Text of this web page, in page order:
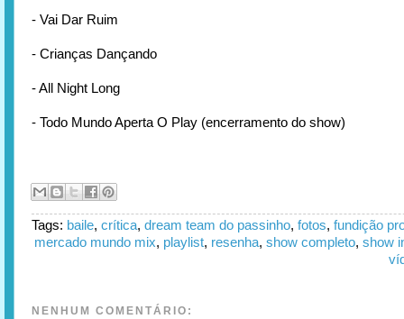
- Vai Dar Ruim
- Crianças Dançando
- All Night Long
- Todo Mundo Aperta O Play (encerramento do show)
Tags: baile, crítica, dream team do passinho, fotos, fundição
mercado mundo mix, playlist, resenha, show completo, show
NENHUM COMENTÁRIO: